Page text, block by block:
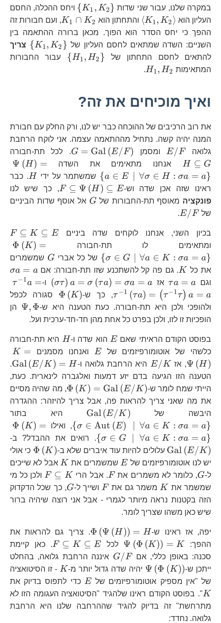
במקרה שלנו, עבור שני שדות
\left\{
{K1 , K2}
ויחס ההכלה, החסם
העליון הוא
\left\langle
K_{1},K_{2}\right\rangle
⟨K1, K2⟩ והתחתון הוא
K_{1}\cap
K_{2}
K1 ∩ K2
, ועם חבורות זה
ההפך כי יחס הסדר הוא הפוך. מכאן ברורה ההתאמה בין
השניים: השדה שמתאים לחסם העליון של
\left\{
{K1, K2}
צריך
להתאים לחסם התחתון של
\left\{
{H1, H2}
עבור החבורות
המתאימות
H1, H2
.
ואיך מוכיחים את זה?
את רוב הרכיבים של ההוכחה כבר יש לנו, ורק החלק עם חבורת
המנה יהיה קשה. נתחיל מההתאמה עצמה. אני לוקח הרחבת
גלואה
E/F E/F ומסמן G = Gal (E/F) . לכל תת-חבורה
H ⊆ G אנחנו מתאימים את השדה
{
Ψ (H) =
{a ∈ E ∀σ ∈ H : σa = a} שמשתמר על ידי H
H. כבר
ראינו שזה אכן שדה וש-
E
F ⊆ Ψ (H ) ⊆ E
, כך שיש לנו
פונקציה מאוסף תת-החבורות של
G
G אל אוסף שדות הביניים
של
E/F
.
בכיון השני, אנחנו לוקחים שדה ביניים F ⊆ K ⊆ E
ומתאימים לו תת-חבורה
{
Φ (K) =
{σ ∈ G ∀a ∈ K : σa = a} של כל אברי G
G שמשמרים
את כל
K K. גם פה קל להשתכנע שזו תת-חבורה: אם σa = a
וגם
\tau
a=a
τa = a אז (στ) a = σ (τa) = σa = a ו- τ −1a =
τ −1 (τa) = (τ−1τ ) a = a , כך ש- Φ (K)
סגורה לכפל
ולהופכי ולכן היא תת-חבורה. כעת הטענה היא ש-
Ψ, Φ
הן
הופכיות זו לזו, ולכן בפרט כל אחת מהן חד-חד-ערכית ועל.
בפוסט הקודם הראיתי שאםE
E הוא שדה ו- H
H היא תת-חבורה
כלשהי של אוטומורפיזמים של
E
E ואנחנו מסמנים K =
Ψ (H ) , אז E/K E/K היא הרחבת גלואה ו- Gal(E/K ) = H
.
הטענה הזו הגיעה בדם יזע דמעות ואלגברה לינארית. כעת,
הייתי שמח לומר ש-
Φ (K ) = Gal (E/K)
, מה שהיה מסיים
את מה שאני צריך להראות פה, אבל צריך להיזהר: ההגדרה
היבשה של
\text{Gal}\left(E/
Gal(E/K ) היא בתור
{σ ∈ Aut (E) ∀a ∈ K : σa = a} , ואילו
{
Φ (K) =
{σ ∈ G ∀a ∈ K : σa = a} . רואים את ההבדל? ב-
Gal (E/K) עלולים להיות עוד איברים שלא ב- Φ (K )
כי אולי
יש לנו אוטומורפיזמים של
E E שמשמרים את K
K אבל לא שייכים
ל-
G G, כלומר לא משמרים אתF
F. אבל הרי
F\subseteq
K
F ⊆ K
ולכן כל מי
שמשמר את
K K משמר גם את
F
F ושייך ל- G
G, כך שכל הדקדוק
הזה בקטנות נראה מיותר לגמרי - אבל אני רוצה שיהיה ברור
שיש כאן משהו שצריך לומר.
יפה, אז ראינו ש- Φ (Ψ (H )) = H
. צריך גם להראות את
ההפך:
Ψ (Φ (K)) = K לכל
F\subseteq
K\subseteq
E
F ⊆ K ⊆ E
. כאן קיימת
סכנה: באופן כללי, אם
G/F
G/F
איננה הרחבת גלואה, בהחלט
ייתכן ש-
\Psi\left(\Phi\left(K\right)\right)
Ψ (Φ (K)) יהיה שדה גדול יותר מ- K
K - זו הסיטואציה
של "אין מספיק אוטומורפיזמים של
E
E כדי לתפוס בדיוק את
K". בפוסט הקודם ראינו שלהגיד "הסיטואציה העגומה הזו לא
מתרחשת" זה בדיוק להגיד שההרחבה שלנו היא הרחבת
גלואה. נחדד: